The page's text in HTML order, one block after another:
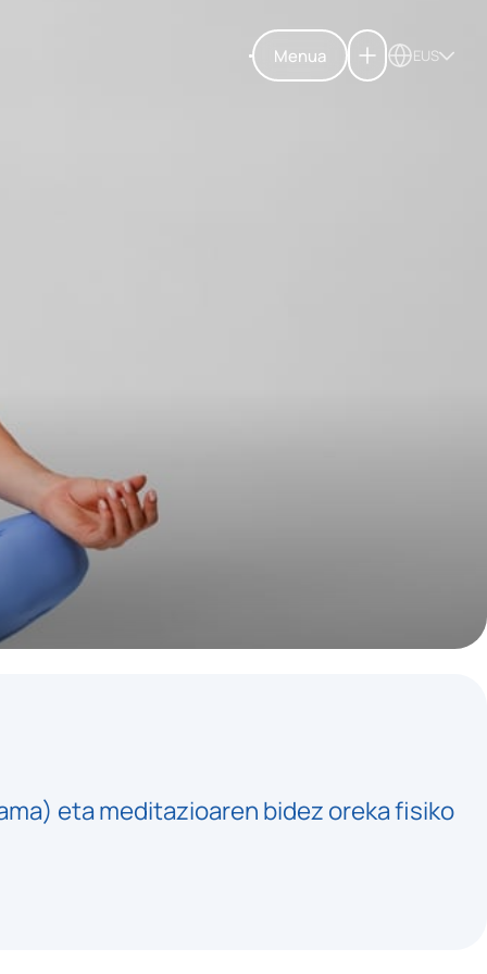
Menua EUS
eta meditazioaren bidez oreka fisiko